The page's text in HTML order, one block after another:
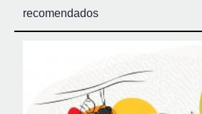
recomendados